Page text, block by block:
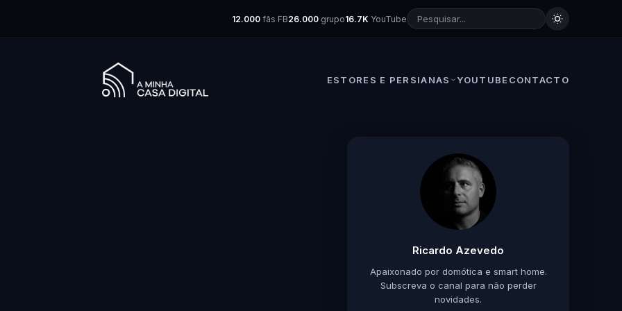
12.000 fãs FB26.000 grupo16.7K YouTube
ESTORES E PERSIANAS YOUTUBE CONTACTO
Ricardo Azevedo
Apaixonado por domótica e smart home.
Subscreva o canal para não perder
novidades.